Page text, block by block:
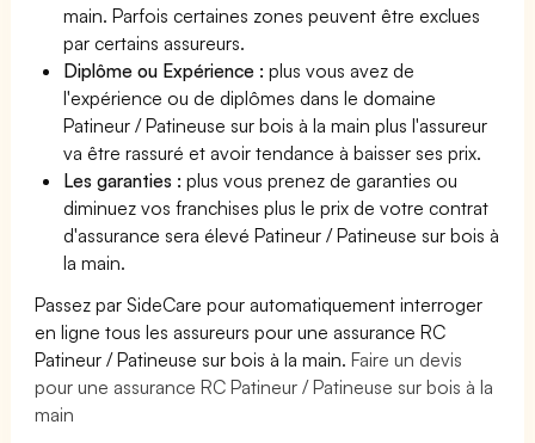
main. Parfois certaines zones peuvent être exclues
par certains assureurs.
Diplôme ou Expérience :plus vous avez de
l'expérience ou de diplômes dans le domaine
Patineur / Patineuse sur bois à la main plus l'assureur
va être rassuré et avoir tendance à baisser ses prix.
Les garanties :plus vous prenez de garanties ou
diminuez vos franchises plus le prix de votre contrat
d'assurance sera élevé Patineur / Patineuse sur bois à
la main.
Passez par SideCare pour automatiquement interroger
en ligne tous les assureurs pour une assurance RC
Patineur / Patineuse sur bois à la main.Faire un devis
pour une assurance RC Patineur / Patineuse sur bois à la
main